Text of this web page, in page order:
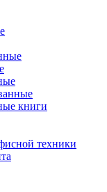
книги
техники